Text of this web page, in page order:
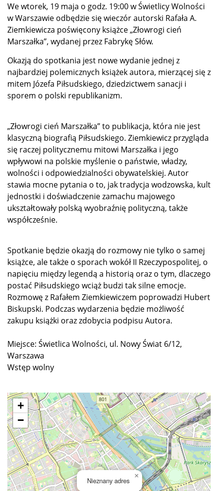
We wtorek, 19 maja o godz. 19:00 w Świetlicy Wolności
w Warszawie odbędzie się wieczór autorski Rafała A.
Ziemkiewicza poświęcony książce „Złowrogi cień
Marszałka”, wydanej przez Fabrykę Słów.
Okazją do spotkania jest nowe wydanie jednej z
najbardziej polemicznych książek autora, mierzącej się z
mitem Józefa Piłsudskiego, dziedzictwem sanacji i
sporem o polski republikanizm.
„Złowrogi cień Marszałka” to publikacja, która nie jest
klasyczną biografią Piłsudskiego. Ziemkiewicz przygląda
się raczej politycznemu mitowi Marszałka i jego
wpływowi na polskie myślenie o państwie, władzy,
wolności i odpowiedzialności obywatelskiej. Autor
stawia mocne pytania o to, jak tradycja wodzowska, kult
jednostki i doświadczenie zamachu majowego
ukształtowały polską wyobraźnię polityczną, także
współcześnie.
Spotkanie będzie okazją do rozmowy nie tylko o samej
książce, ale także o sporach wokół II Rzeczypospolitej, o
napięciu między legendą a historią oraz o tym, dlaczego
postać Piłsudskiego wciąż budzi tak silne emocje.
Rozmowę z Rafałem Ziemkiewiczem poprowadzi Hubert
Biskupski. Podczas wydarzenia będzie możliwość
zakupu książki oraz zdobycia podpisu Autora.
Miejsce: Świetlica Wolności, ul. Nowy Świat 6/12,
Warszawa
Wstęp wolny
Nieznany adres
×
+
−